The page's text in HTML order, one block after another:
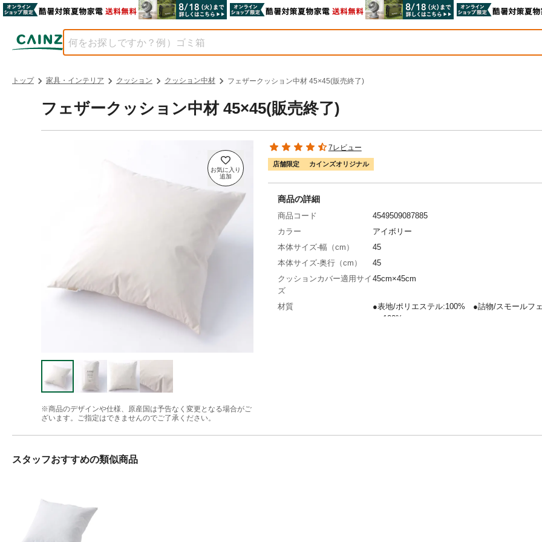
トップ 家具・インテリア クッション クッション中材 フェザークッション中材 45×45(販売終了)
フェザークッション中材 45×45(販売終了)
※商品のデザインや仕様、原産国は予告なく変更となる場合がご
ざいます。ご指定はできませんのでご了承ください。
7レビュー
店舗限定 カインズオリジナル
商品の詳細
商品コード
4549509087885
カラー
アイボリー
本体サイズ-幅（cm）
45
本体サイズ-奥行（cm）
45
クッションカバー適用サイ
ズ
45cm×45cm
材質
●表地/ポリエステル:100% ●詰物/スモールフ
ー:100%
スタッフおすすめの類似商品